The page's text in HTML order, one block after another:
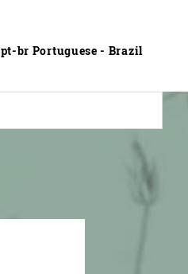
pt-br Portuguese - Brazil